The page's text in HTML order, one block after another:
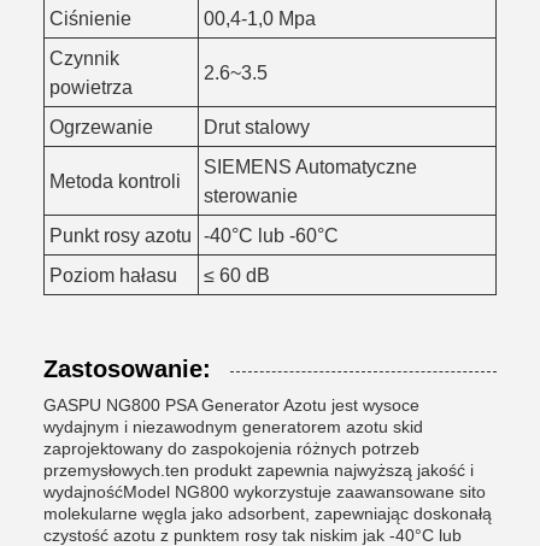
Ciśnienie
00,4-1,0 Mpa
Czynnik
powietrza
2.6~3.5
Ogrzewanie Drut stalowy
Metoda kontroli
SIEMENS Automatyczne
sterowanie
Punkt rosy azotu
-40°C lub -60°C
Poziom hałasu
≤ 60 dB
Zastosowanie:
GASPU NG800 PSA Generator Azotu jest wysoce
wydajnym i niezawodnym generatorem azotu skid
zaprojektowany do zaspokojenia różnych potrzeb
przemysłowych.ten produkt zapewnia najwyższą jakość i
wydajnośćModel NG800 wykorzystuje zaawansowane sito
molekularne węgla jako adsorbent, zapewniając doskonałą
czystość azotu z punktem rosy tak niskim jak -40°C lub